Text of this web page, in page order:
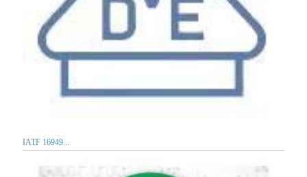
IATF 16949...